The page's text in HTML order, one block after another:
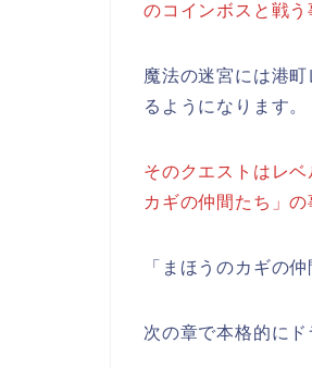
のコインボスと戦う
魔法の迷宮には港
るようになります。
そのクエストはレ
カギの仲間たち」
「まほうのカギの
次の章で本格的に